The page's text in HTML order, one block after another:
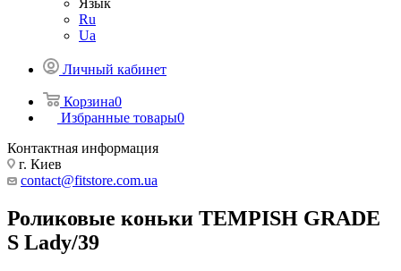
Язык
Ru
Ua
Личный кабинет
Корзина0
Избранные товары0
Контактная информация
г. Киев
contact@fitstore.com.ua
Роликовые коньки TEMPISH GRADE
S Lady/39